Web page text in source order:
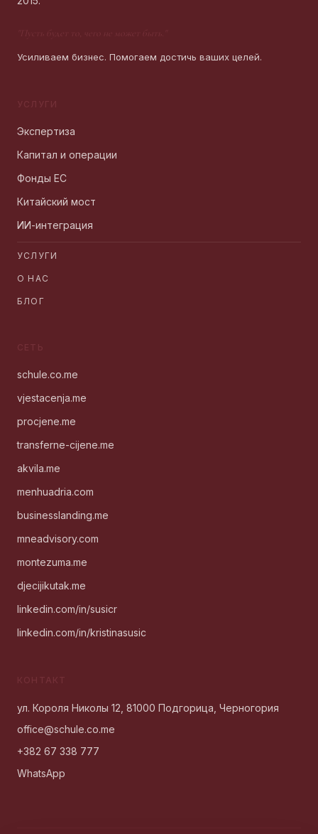
Пусть будет то, чего не может быть.
Усиливаем бизнес. Помогаем достичь ваших целей.
УСЛУГИ
Экспертиза
Капитал и операции
Фонды ЕС
Китайский мост
ИИ-интеграция
УСЛУГИ
О НАС
БЛОГ
СЕТЬ
schule.co.me
vjestacenja.me
procjene.me
transferne-cijene.me
akvila.me
menhuadria.com
businesslanding.me
mneadvisory.com
montezuma.me
djecijikutak.me
linkedin.com/in/susicr
linkedin.com/in/kristinasusic
КОНТАКТ
ул. Короля Николы 12, 81000 Подгорица, Черногория
office@schule.co.me
+382 67 338 777
WhatsApp